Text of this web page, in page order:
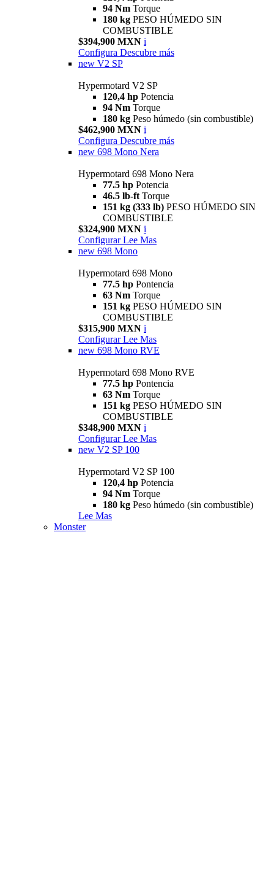
94 Nm Torque
180 kg PESO HÚMEDO SIN
COMBUSTIBLE
$394,900 MXN i
Configura Descubre más
new V2 SP
Hypermotard V2 SP
120,4 hp Potencia
94 Nm Torque
180 kg Peso húmedo (sin combustible)
$462,900 MXN i
Configura Descubre más
new 698 Mono Nera
Hypermotard 698 Mono Nera
77.5 hp Potencia
46.5 lb-ft Torque
151 kg (333 lb) PESO HÚMEDO SIN
COMBUSTIBLE
$324,900 MXN i
Configurar Lee Mas
new 698 Mono
Hypermotard 698 Mono
77.5 hp Pontencia
63 Nm Torque
151 kg PESO HÚMEDO SIN
COMBUSTIBLE
$315,900 MXN i
Configurar Lee Mas
new 698 Mono RVE
Hypermotard 698 Mono RVE
77.5 hp Pontencia
63 Nm Torque
151 kg PESO HÚMEDO SIN
COMBUSTIBLE
$348,900 MXN i
Configurar Lee Mas
new V2 SP 100
Hypermotard V2 SP 100
120,4 hp Potencia
94 Nm Torque
180 kg Peso húmedo (sin combustible)
Lee Mas
Monster